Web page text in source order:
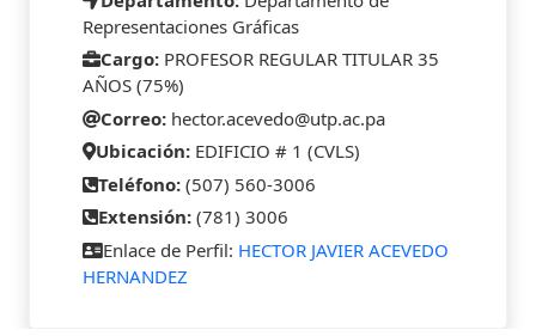
Representaciones Gráficas
Cargo: PROFESOR REGULAR TITULAR 35
AÑOS (75%)
Correo: hector.acevedo@utp.ac.pa
Ubicación: EDIFICIO # 1 (CVLS)
Teléfono: (507) 560-3006
Extensión: (781) 3006
Enlace de Perfil: HECTOR JAVIER ACEVEDO
HERNANDEZ